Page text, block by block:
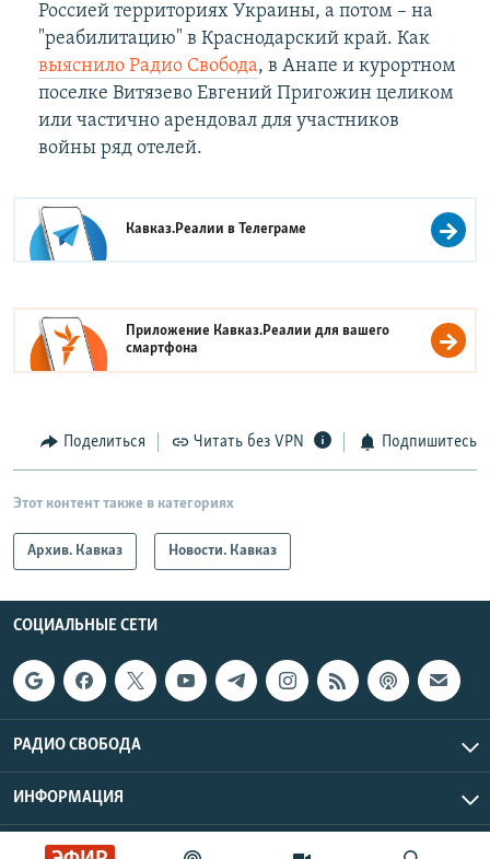
Россией территориях Украины, а потом – на
"реабилитацию" в Краснодарский край. Как
выяснило Радио Свобода, в Анапе и курортном
поселке Витязево Евгений Пригожин целиком
или частично арендовал для участников
войны ряд отелей.
Кавказ.Реалии вТелеграме
Приложение Кавказ.Реалии для вашего
смартфона
Поделиться Читать без VPN Подпишитесь
Этот контент также в категориях
Архив. Кавказ Новости. Кавказ
СОЦИАЛЬНЫЕ СЕТИ
РАДИО СВОБОДА
ИНФОРМАЦИЯ
Радио Свобода © 2026 RFE/RL, Inc. | Все права защищены.